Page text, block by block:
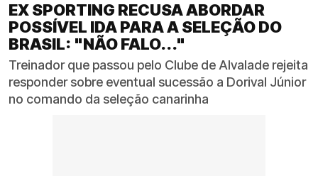
EX SPORTING RECUSA ABORDAR
POSSÍVEL IDA PARA A SELEÇÃO DO
BRASIL: "NÃO FALO..."
Treinador que passou pelo Clube de Alvalade rejeita
responder sobre eventual sucessão a Dorival Júnior
no comando da seleção canarinha